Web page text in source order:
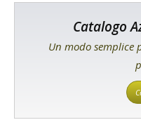
Catalogo
Un modo semplice